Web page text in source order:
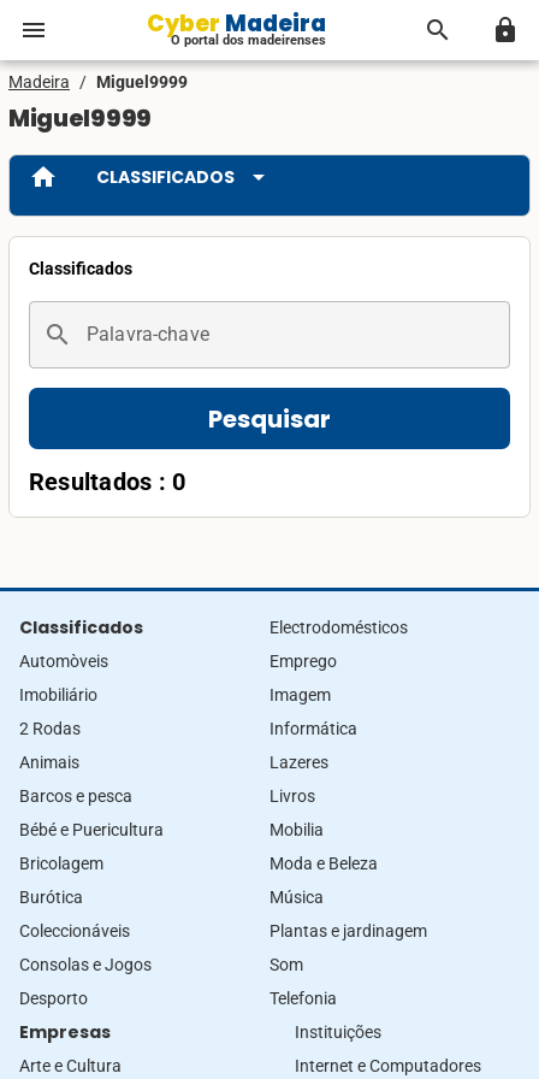
menu Cyber Madeira
O portal dos madeirenses search lock
Madeira / Miguel9999
Miguel9999
home CLASSIFICADOS arrow_drop_down
Classificados
search Palavra-chave
Pesquisar
Resultados : 0
Classificados
Automòveis
Imobiliário
2 Rodas
Animais
Barcos e pesca
Bébé e Puericultura
Bricolagem
Burótica
Coleccionáveis
Consolas e Jogos
Desporto
Electrodomésticos
Emprego
Imagem
Informática
Lazeres
Livros
Mobilia
Moda e Beleza
Música
Plantas e jardinagem
Som
Telefonia
Empresas
Arte e Cultura
Instituições
Internet e Computadores